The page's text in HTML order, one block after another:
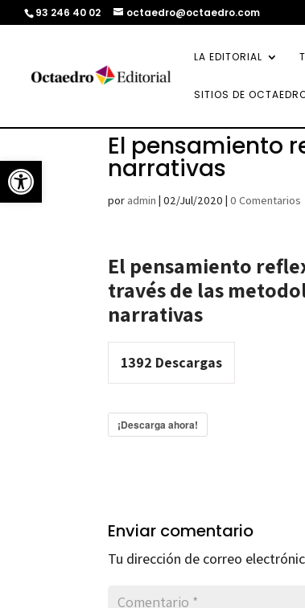
Abrir barra de herramientas
93 246 40 02 octaedro@octaedro.com
LA EDITORIAL
SITIOS DE
El pensamiento
narrativas
por admin |02/Jul/2020 |0 Comentarios
El pensamiento
través de las
narrativas
1392 Descargas
¡Descarga ahora!
Enviar comentario
Tu dirección de correo